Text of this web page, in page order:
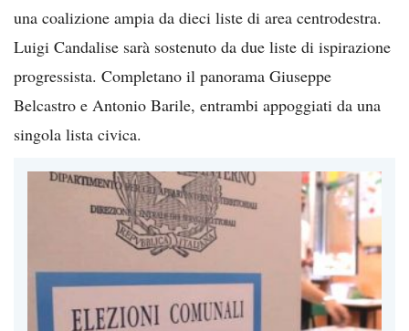
una coalizione ampia da dieci liste di area centrodestra.
Luigi Candalise sarà sostenuto da due liste di ispirazione
progressista. Completano il panorama Giuseppe
Belcastro e Antonio Barile, entrambi appoggiati da una
singola lista civica.